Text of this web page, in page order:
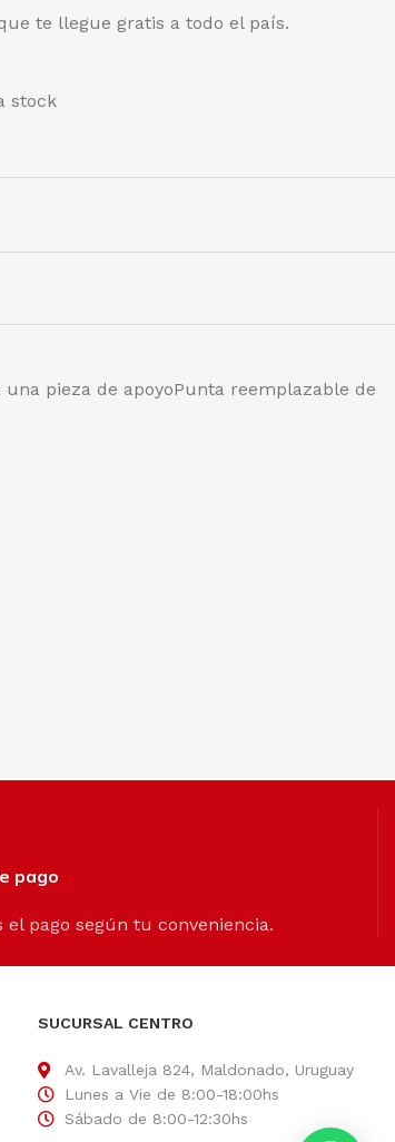
te llegue gratis a todo el país.
stock
pieza de apoyoPunta reemplazable de
pago
el pago según tu conveniencia.
SUCURSAL CENTRO
Av. Lavalleja 824, Maldonado, Uruguay
Lunes a Vie de 8:00-18:00hs
Sábado de 8:00-12:30hs